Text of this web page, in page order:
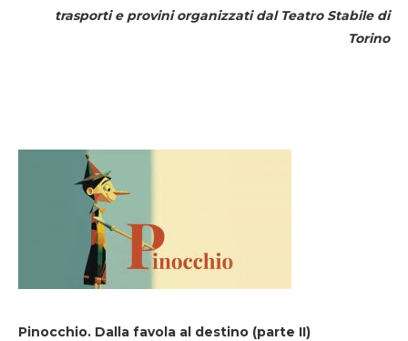
trasporti e provini organizzati dal Teatro Stabile di
Torino
Pinocchio. Dalla favola al destino (parte II)